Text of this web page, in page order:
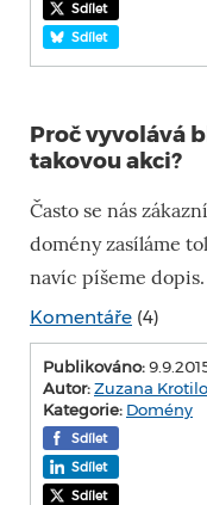
Sdílet
Sdílet
Proč vyvolává
takovou akci?
Často se nás
domény zasíláme
navíc píšeme dopis.
Komentáře (4)
Publikováno:
Autor:Zuzana
Kategorie: Domény
Sdílet
Sdílet
Sdílet